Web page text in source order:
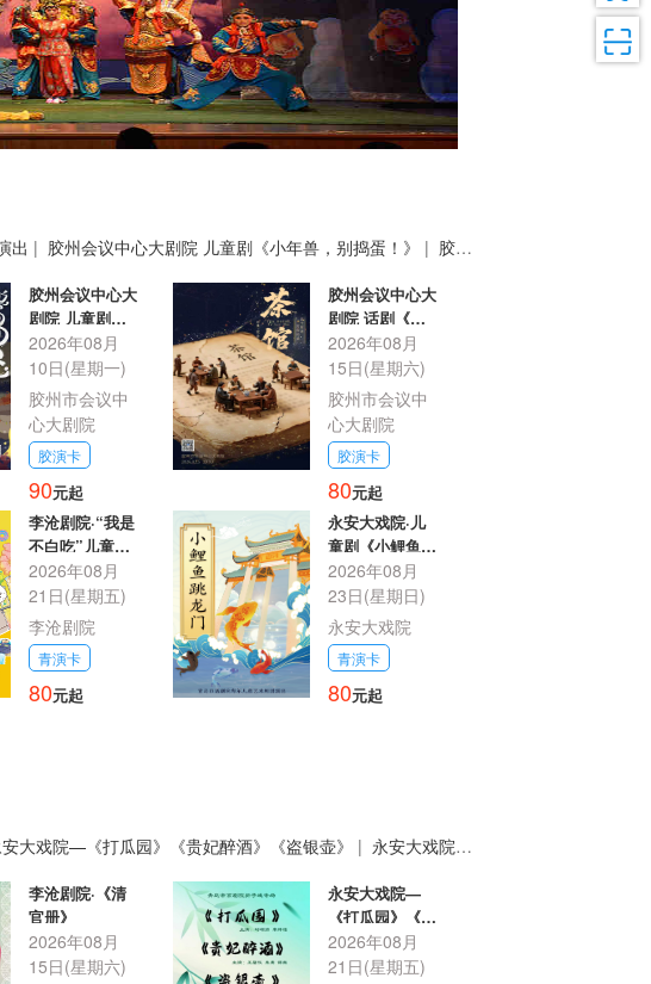
出 | 胶州会议中心大剧院 儿童剧《小年兽，别捣蛋！》 | 胶州
胶州会议中心大
剧院 儿童剧
《小年兽，别捣
蛋！》
2026年08月
10日(星期一)
胶州市会议中
心大剧院
胶演卡
90元起
胶州会议中心大
剧院 话剧《茶
馆》
2026年08月
15日(星期六)
胶州市会议中
心大剧院
胶演卡
80元起
李沧剧院·“我是
不白吃”儿童知
识喜剧《厨神争
霸赛》
2026年08月
21日(星期五)
李沧剧院
青演卡
80元起
永安大戏院·儿
童剧《小鲤鱼跳
龙门》
2026年08月
23日(星期日)
永安大戏院
青演卡
80元起
大戏院—《打瓜园》《贵妃醉酒》《盗银壶》 | 永安大戏院—
李沧剧院·《清
官册》
2026年08月
15日(星期六)
永安大戏院—
《打瓜园》《贵
妃醉酒》《盗银
壶》
2026年08月
21日(星期五)